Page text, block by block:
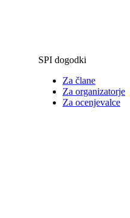
SPI dogodki
Za člane
Za organizatorje
Za ocenjevalce